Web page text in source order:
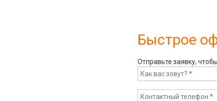
Быстрое
Отправьте заявку,